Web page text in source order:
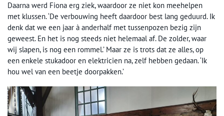
Daarna werd Fiona erg ziek, waardoor ze niet kon meehelpen
met klussen. ‘De verbouwing heeft daardoor best lang geduurd. Ik
denk dat we een jaar à anderhalf met tussenpozen bezig zijn
geweest. En het is nog steeds niet helemaal af. De zolder, waar
wij slapen, is nog een rommel.’ Maar ze is trots dat ze alles, op
een enkele stukadoor en elektricien na, zelf hebben gedaan. ‘Ik
hou wel van een beetje doorpakken.’